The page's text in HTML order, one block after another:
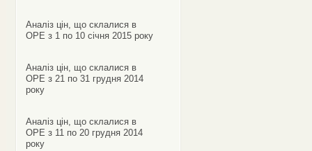
Аналіз цін, що склалися в
ОРЕ з 1 по 10 січня 2015 року
Аналіз цін, що склалися в
ОРЕ з 21 по 31 грудня 2014
року
Аналіз цін, що склалися в
ОРЕ з 11 по 20 грудня 2014
року